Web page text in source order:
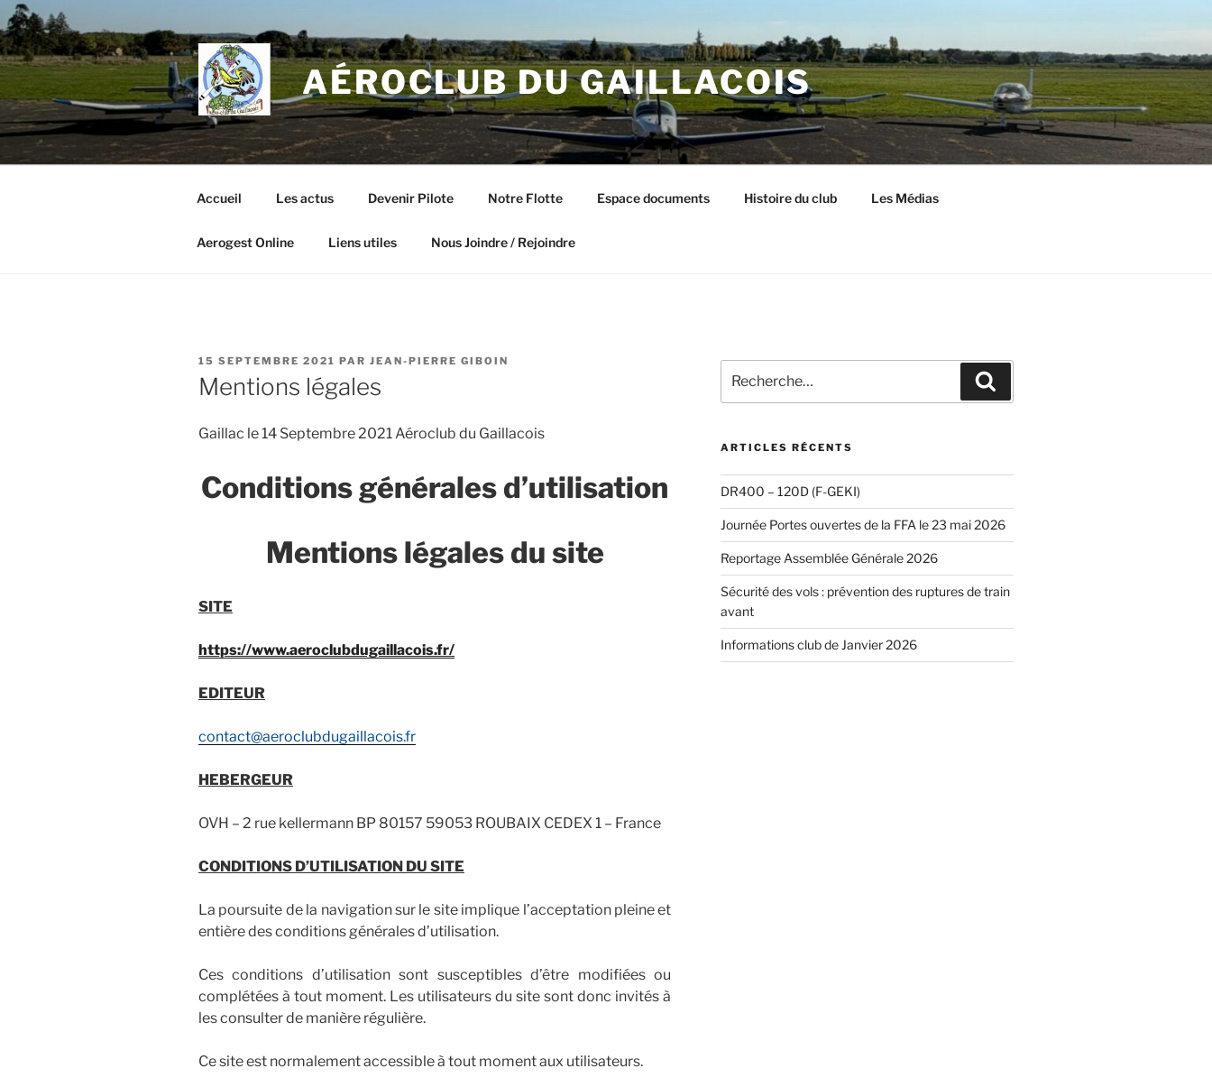
Aller
au
contenu
principal
AÉROCLUB DU GAILLACOIS
Accueil Les actus Devenir Pilote Notre Flotte Espace documents Histoire du club Les Médias
Aerogest Online Liens utiles Nous Joindre / Rejoindre
PUBLIÉ
LE
15 SEPTEMBRE 2021 PAR JEAN-PIERRE GIBOIN
Mentions légales
Gaillac le 14 Septembre 2021 Aéroclub du Gaillacois
Conditions générales d’utilisation
Mentions légales du site
SITE
https://www.aeroclubdugaillacois.fr/
EDITEUR
contact@aeroclubdugaillacois.fr
HEBERGEUR
OVH – 2 rue kellermann BP 80157 59053 ROUBAIX CEDEX 1 – France
CONDITIONS D’UTILISATION DU SITE
La poursuite de la navigation sur le site implique l’acceptation pleine et
entière des conditions générales d’utilisation.
Ces conditions d’utilisation sont susceptibles d’être modifiées ou
complétées à tout moment. Les utilisateurs du site sont donc invités à
les consulter de manière régulière.
Ce site est normalement accessible à tout moment aux utilisateurs.
pour
:
ARTICLES RÉCENTS
DR400 – 120D (F-GEKI)
Journée Portes ouvertes de la FFA le 23 mai 2026
Reportage Assemblée Générale 2026
Sécurité des vols : prévention des ruptures de train
avant
Informations club de Janvier 2026